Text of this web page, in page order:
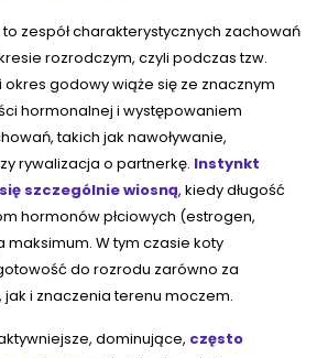
zespół charakterystycznych zachowań
rozrodczym, czyli podczas tzw.
godowy wiąże się ze znacznym
hormonalnej i występowaniem
takich jak nawoływanie,
rywalizacja o partnerkę. Instynkt
szczególnie wiosną, kiedy długość
hormonów płciowych (estrogen,
W tym czasie koty
do rozrodu zarówno za
i znaczenia terenu moczem.
dominujące, często